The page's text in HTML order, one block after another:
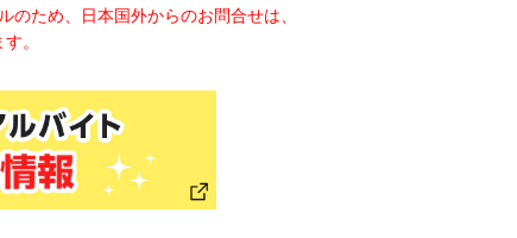
ため、日本国外からのお問合せは、
。